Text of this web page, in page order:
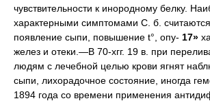
чувствительности к инородному белку.
характерными симптомами С. б. считаются
появление сыпи, повышение t°, опу- 17»
желез и отеки.—В 70-хгг. 19 в. при
людям с лечебной целью крови ягнят
сыпи, лихорадочное состояние, иногда
1894 года со времени применения